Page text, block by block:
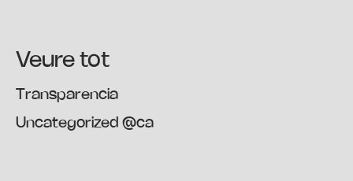
Veure tot
Transparencia
Uncategorized @ca